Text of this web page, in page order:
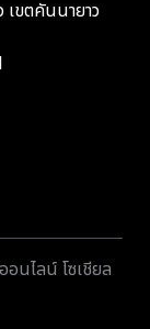
ขตคันนายาว
นไลน์ โซเชียล